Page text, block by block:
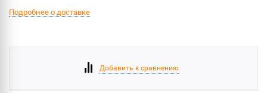
Подробнее о доставке
Добавить к сравнению